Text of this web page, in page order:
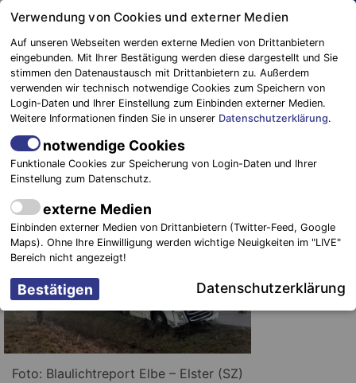
Springe
Inhalt
Blaulichtreport
Elbe-Elster
Missglücktes Überholmanöver mit
1,17 Promille
2. März 2021 -Einsätze
Foto: Blaulichtreport Elbe – Elster (SZ)
Am
Verwendung von Cookies und externer Medien
Auf unseren Webseiten werden externe Medien von Drittanbietern
eingebunden. Mit Ihrer Bestätigung werden diese dargestellt und Sie
stimmen den Datenaustausch mit Drittanbietern zu. Außerdem
verwenden wir technisch notwendige Cookies zum Speichern von
Login-Daten und Ihrer Einstellung zum Einbinden externer Medien.
Weitere Informationen finden Sie in unserer Datenschutzerklärung.
notwendige Cookies
Funktionale Cookies zur Speicherung von Login-Daten und Ihrer
Einstellung zum Datenschutz.
externe Medien
Einbinden externer Medien von Drittanbietern (Twitter-Feed, Google
Maps). Ohne Ihre Einwilligung werden wichtige Neuigkeiten im "LIVE"
Bereich nicht angezeigt!
Datenschutzerklärung